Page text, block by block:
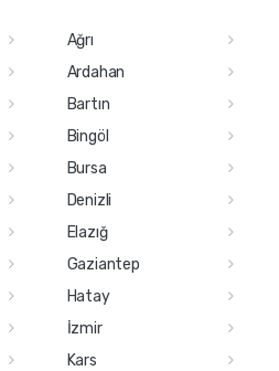
Ağrı
Ardahan
Bartın
Bingöl
Bursa
Denizli
Elazığ
Gaziantep
Hatay
İzmir
Kars